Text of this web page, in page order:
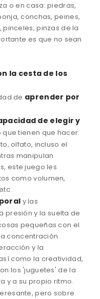
o en casa: piedras,
conchas, peines,
pinzas de la
es que no sean
la cesta de los
de aprender por
de elegir y
tienen que hacer.
olfato, incluso el
manipulan
este juego les
como volumen,
y las
presión y la suelta de
pequeñas con el
concentración.
y la
como la creatividad,
los 'juguetes' de la
y a su propio ritmo.
pero sobre